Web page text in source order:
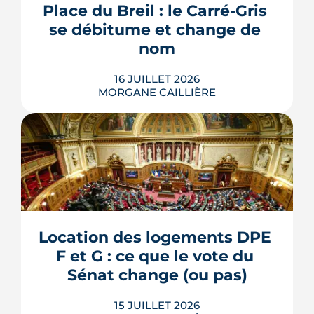
livraison, ces aménagements
s'encadrent par un contrat spécifique
Place du Breil : le Carré-Gris
se débitume et change de
nom
16 JUILLET 2026
MORGANE CAILLIÈRE
L'esplanade goudronnée du Breil-
Malville, doublée d'un parking, est en
travaux depuis janvier. D'ici décembre,
plantée, débaptisée au profit d'Aimée
Lallement, féministe et résistante.
LIRE L'ARTICLE
Location des logements DPE
F et G : ce que le vote du
Sénat change (ou pas)
15 JUILLET 2026